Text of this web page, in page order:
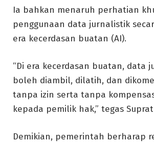
Ia bahkan menaruh perhatian
penggunaan data jurnalistik
era kecerdasan buatan (AI).
“Di era kecerdasan buatan, data
boleh diambil, dilatih, dan
tanpa izin serta tanpa
kepada pemilik hak,” tegas
Demikian, pemerintah berharap